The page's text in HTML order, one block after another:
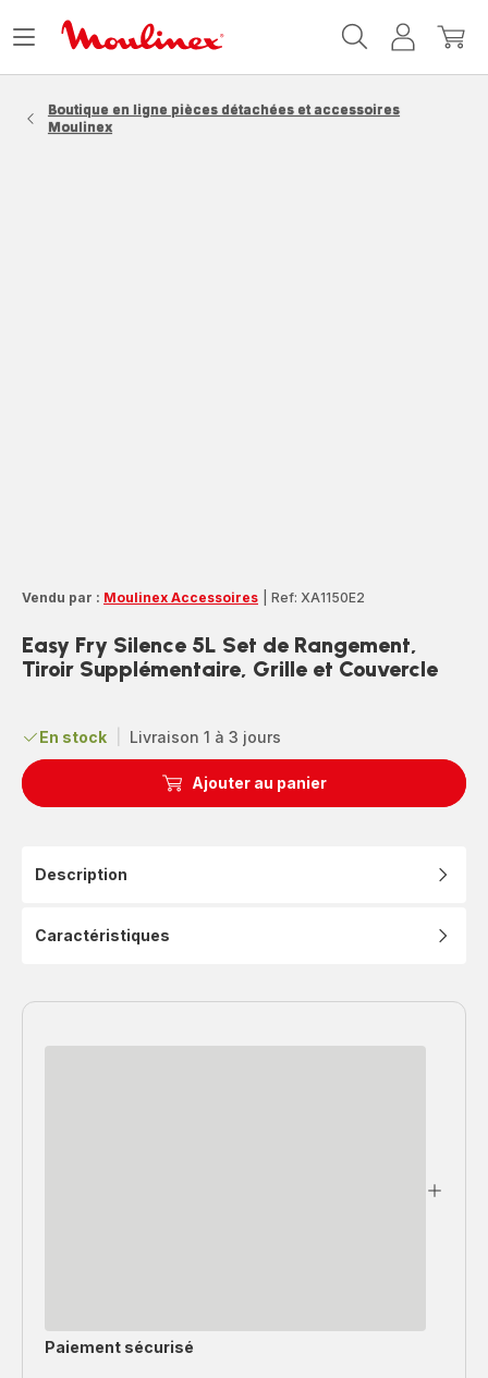
MonMon
Ouvrir
Boutique en ligne pièces détachées et accessoires
Moulinex
Vendu par : Moulinex Accessoires Ref: XA1150E2
Easy Fry Silence 5L Set de Rangement,
Tiroir Supplémentaire, Grille et Couvercle
En stock Livraison 1 à 3 jours
Ajouter au panier
Description
Caractéristiques
Paiement sécurisé